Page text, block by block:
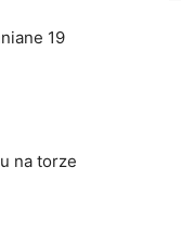
19
na torze